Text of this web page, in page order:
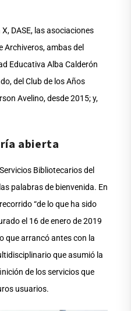
DASE, las asociaciones
Archiveros, ambas del
Educativa Alba Calderón
del Club de los Años
Avelino, desde 2015; y,
abierta
Bibliotecarios del
palabras de bienvenida. En
“de lo que ha sido
el 16 de enero de 2019
que arrancó antes con la
que asumió la
de los servicios que
usuarios.